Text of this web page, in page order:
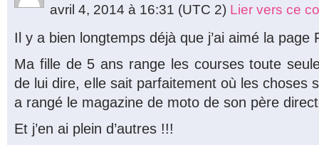
avril 4, 2014 à 16:31 (UTC 2) Lier vers ce
Il y a bien longtemps déjà que j’ai aimé la
Ma fille de 5 ans range les courses toute
de lui dire, elle sait parfaitement où les choses
a rangé le magazine de moto de son père
Et j’en ai plein d’autres !!!